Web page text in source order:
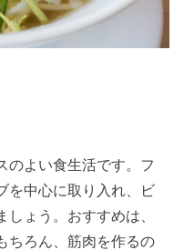
のよい食生活です。フ
を中心に取り入れ、ビ
ょう。おすすめは、
ちろん、筋肉を作るの